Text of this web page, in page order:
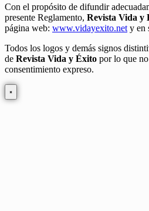
Con el propósito de difundir
presente Reglamento, Revista Vida y
página web: www.vidayexito.net y en
Todos los logos y demás signos
de Revista Vida y Éxito por lo que
consentimiento expreso.
×